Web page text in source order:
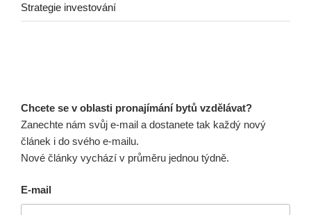
Strategie investování
Chcete se v oblasti pronajímání bytů vzdělávat?
Zanechte nám svůj e-mail a dostanete tak každý nový
článek i do svého e-mailu.
Nové články vychází v průměru jednou týdně.
E-mail